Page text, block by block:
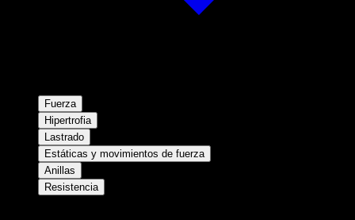
Fuerza
Hipertrofia
Lastrado
Estáticas y movimientos de fuerza
Anillas
Resistencia